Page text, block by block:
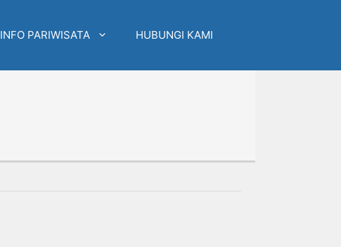
INFO PARIWISATA HUBUNGI KAMI